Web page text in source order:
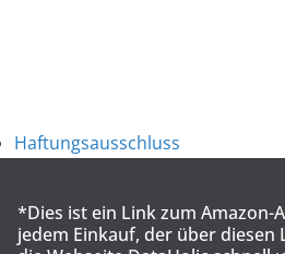
Haftungsausschluss
*Dies ist ein Link zum Amazon-
jedem Einkauf, der über